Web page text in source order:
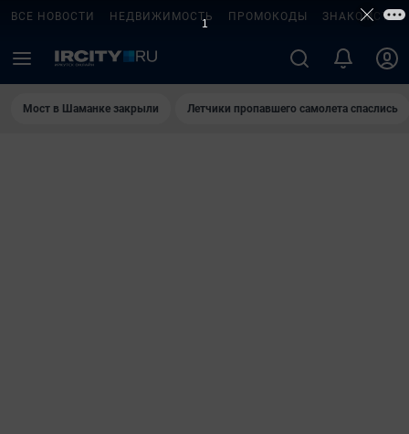
ВСЕ НОВОСТИ НЕДВИЖИМОСТЬ ПРОМОКОДЫ ЗНАКОМСТВА
Мост в Шаманке закрыли Летчики пропавшего самолета спаслись